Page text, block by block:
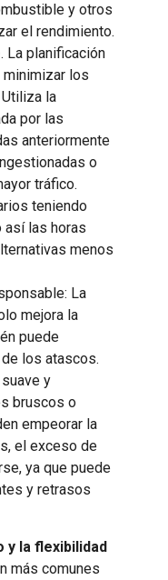
y otros
el rendimiento.
. La planificación
minimizar los
la
por las
anteriormente
o
tráfico.
teniendo
así las horas
menos
La
mejora la
puede
los atascos.
y
bruscos o
empeorar la
el exceso de
ya que puede
y retrasos
y la flexibilidad
más comunes